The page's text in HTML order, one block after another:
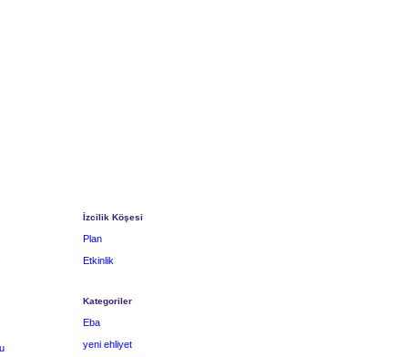
İzcilik Köşesi
Plan
Etkinlik
Kategoriler
Eba
yeni ehliyet